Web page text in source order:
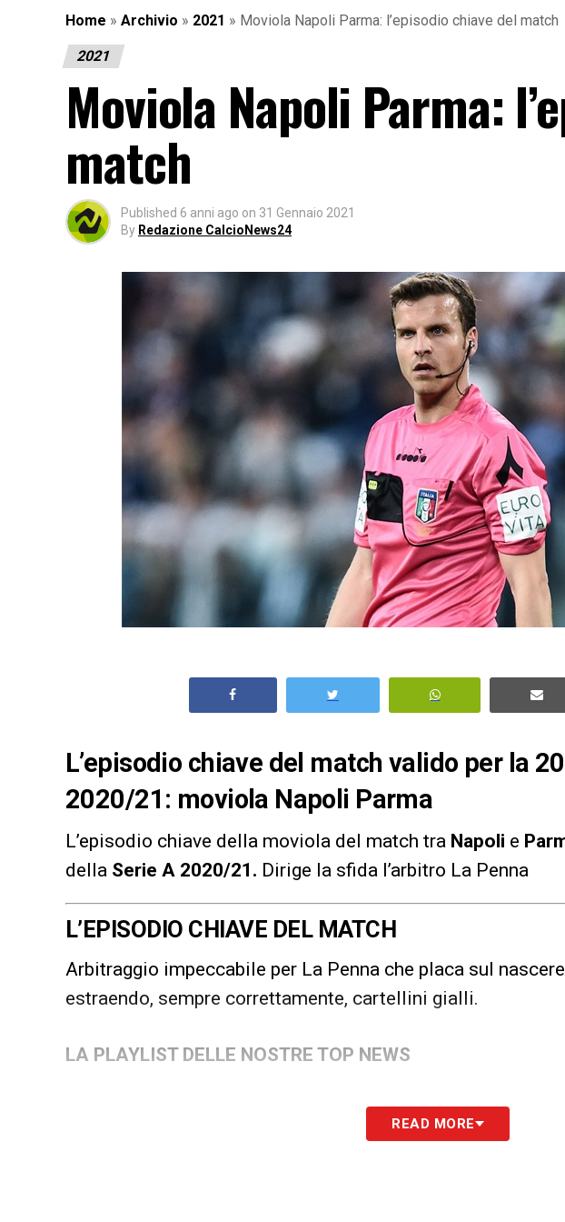
Home » Archivio » 2021 » Moviola Napoli Parma: l’episodio chiave del match
2021
Moviola Napoli Parma:
match
Published 6 anni ago on 31 Gennaio 2021
By Redazione CalcioNews24
L’episodio chiave del match valido per la
2020/21: moviola Napoli Parma
L’episodio chiave della moviola del match tra Napoli e
della Serie A 2020/21 . Dirige la sfida l’arbitro La Penna
L’EPISODIO CHIAVE DEL MATCH
Arbitraggio impeccabile per La Penna che placa sul
estraendo, sempre correttamente, cartellini gialli.
LA PLAYLIST DELLE NOSTRE TOP NEWS
READ MORE